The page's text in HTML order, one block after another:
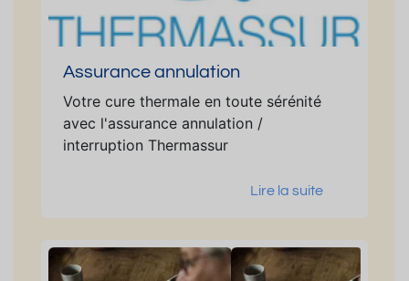
Assurance annulation
Votre cure thermale en toute sérénité
avec l'assurance annulation /
interruption Thermassur
Lire la suite